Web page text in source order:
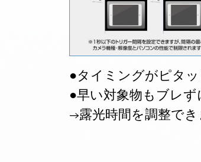
●タイミングがピタ
●早い対象物もブレず
→露光時間を調整でき